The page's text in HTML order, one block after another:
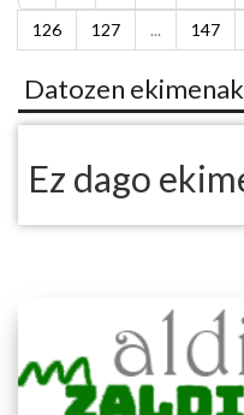
126
127 ... 147
Datozen ekimenak
Ez dago